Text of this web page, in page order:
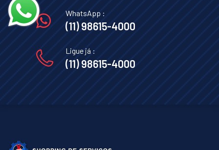
WhatsApp :
(11) 98615-4000
Ligue já :
(11) 98615-4000